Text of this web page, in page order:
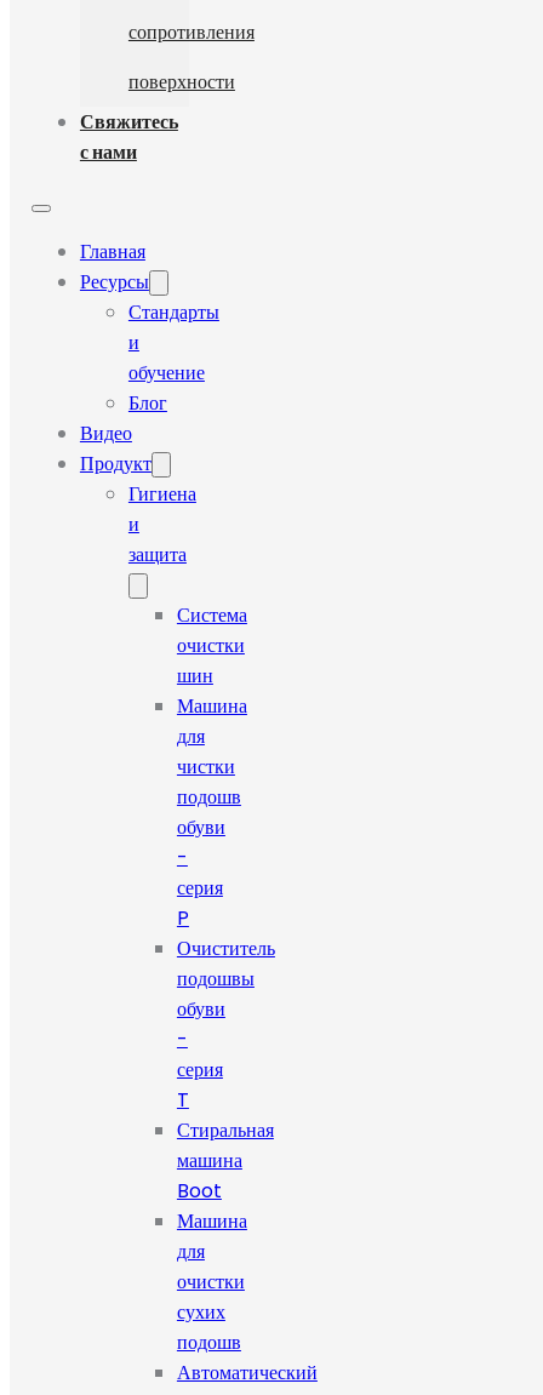
сопротивления
поверхности
Свяжитесь
с нами
Главная
Ресурсы
Стандарты
и
обучение
Блог
Видео
Продукт
Гигиена
и
защита
Система
очистки
шин
Машина
для
чистки
подошв
обуви
-
серия
P
Очиститель
подошвы
обуви
-
серия
T
Стиральная
машина
Boot
Машина
для
очистки
сухих
подошв
Автоматический